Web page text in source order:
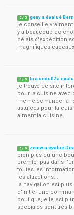
5 / 5 geny a évalué
je conseille
y a beaucoup de
délais d'expédition
magnifiques
5 / 5 braisedu02 a
je trouve ce site
pour la cuisine avec
même demander à
astuices pour la
aiment la cuisine.
5 / 5 zcrew a évalué
bien plus qu'une
premier pas dans
toutes les
les attractions...
la navigation est
d'initier une
boutique, elle est
spéciales sont très